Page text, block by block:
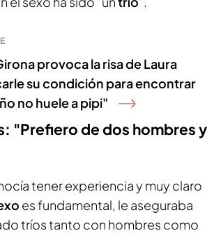
provoca la risa de Laura
su condición para encontrar
no huele a pipi"
"Prefiero de dos hombres y
tener experiencia y muy claro
es fundamental, le aseguraba
tríos tanto con hombres como